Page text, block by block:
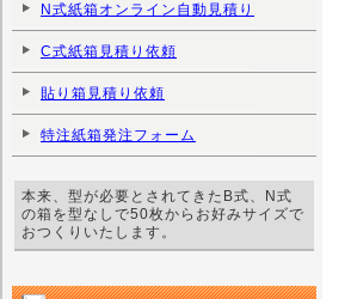
N式紙箱オンライン自動見積り
C式紙箱見積り依頼
貼り箱見積り依頼
特注紙箱発注フォーム
本来、型が必要とされてきたB式、N式
の箱を型なしで50枚からお好みサイズで
おつくりいたします。